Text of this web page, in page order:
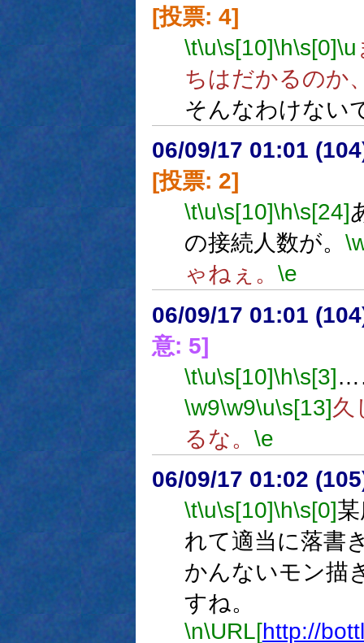
[投票: 4]
\t\u\s[10]\h\s[0]\u
ちはだかるのか
そんなわけない
06/09/17 01:01
[投票: 2]
\t\u\s[10]\h\s[24]
の接続人数が。
ゃねぇ。 \e
06/09/17 01:01
意: 5]
\t\u\s[10]\h\s[3]
\w9\w9\u\s[13]久
るな。 \e
06/09/17 01:02
\t\u\s[10]\h\s[0]
れて適当に落書
かんないモン描
すね。
\n\URL[http://